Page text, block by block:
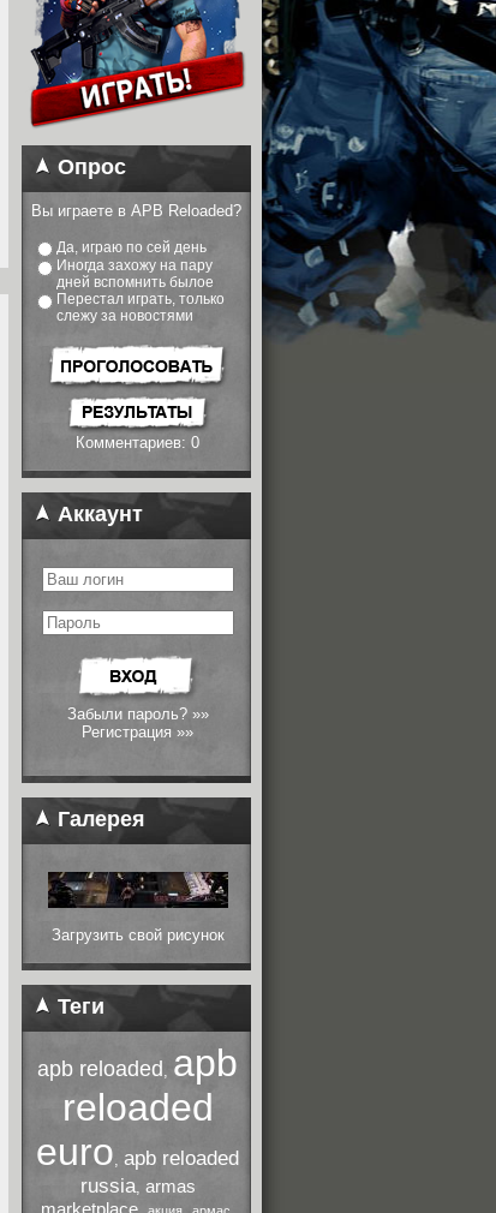
Опрос
Вы играете в APB Reloaded?
Да, играю по сей день
Иногда захожу на пару
дней вспомнить былое
Перестал играть, только
слежу за новостями
Комментариев: 0
Аккаунт
Забыли пароль? »»
Регистрация »»
Галерея
Загрузить свой рисунок
Теги
apb reloaded , apb
reloaded
euro, apb reloaded
russia, armas